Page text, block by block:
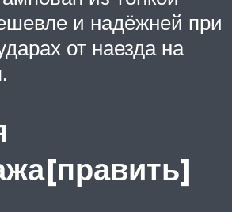
и надёжней при
от наезда на